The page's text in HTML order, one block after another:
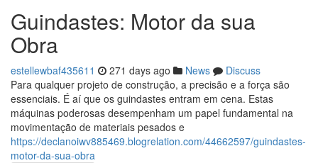
Guindastes: Motor da sua
Obra
estellewbaf435611 271 days ago News
Discuss
Para qualquer projeto de construção, a precisão e a força são
essenciais. É aí que os guindastes entram em cena. Estas
máquinas poderosas desempenham um papel fundamental na
movimentação de materiais pesados e
https://declanoiwv885469.blogrelation.com/44662597/guindastes-
motor-da-sua-obra